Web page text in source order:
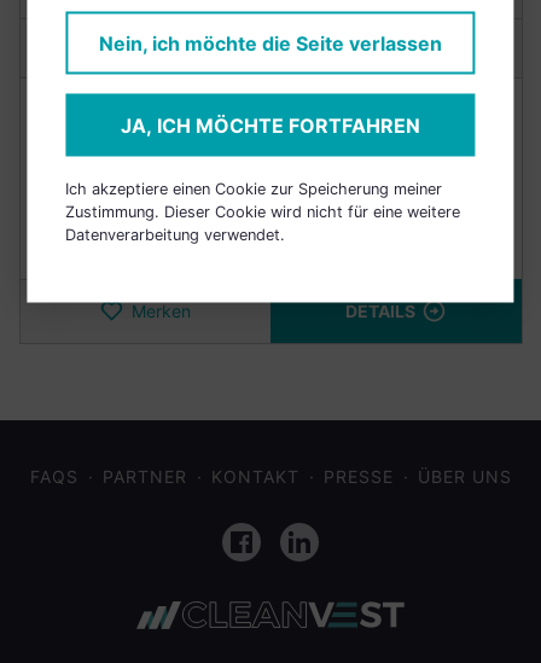
Anlagetyp:Aktienfonds
Merken DETAILS
FAQS PARTNER KONTAKT PRESSE ÜBER UNS
FacebookLinkedIn
Nein, ich möchte die Seite verlassen
JA, ICH MÖCHTE FORTFAHREN
Ich akzeptiere einen Cookie zur Speicherung meiner
Zustimmung. Dieser Cookie wird nicht für eine weitere
Datenverarbeitung verwendet.